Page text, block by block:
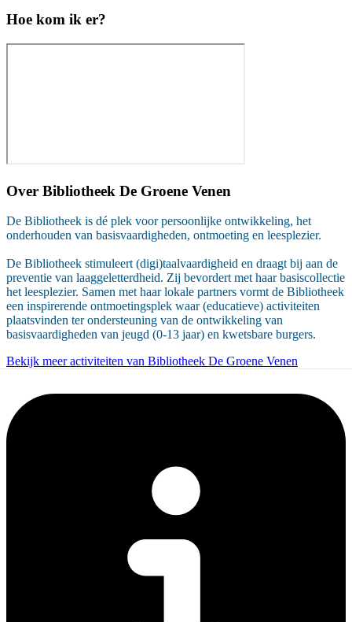
Hoe kom ik er?
Over Bibliotheek De Groene Venen
De Bibliotheek is dé plek voor persoonlijke ontwikkeling, het
onderhouden van basisvaardigheden, ontmoeting en leesplezier.
De Bibliotheek stimuleert (digi)taalvaardigheid en draagt bij aan de
preventie van laaggeletterdheid. Zij bevordert met haar basiscollectie
het leesplezier. Samen met haar lokale partners vormt de Bibliotheek
een inspirerende ontmoetingsplek waar (educatieve) activiteiten
plaatsvinden ter ondersteuning van de ontwikkeling van
basisvaardigheden van jeugd (0-13 jaar) en kwetsbare burgers.
Bekijk meer activiteiten van Bibliotheek De Groene Venen